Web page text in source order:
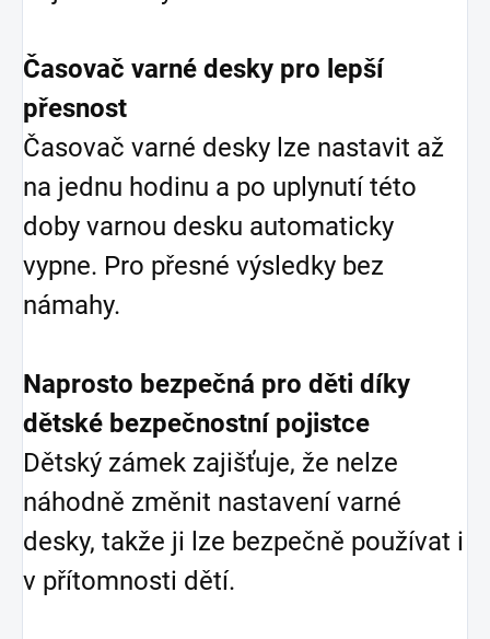
Časovač varné desky pro lepší
přesnost
Časovač varné desky lze nastavit až
na jednu hodinu a po uplynutí této
doby varnou desku automaticky
vypne. Pro přesné výsledky bez
námahy.
Naprosto bezpečná pro děti díky
dětské bezpečnostní pojistce
Dětský zámek zajišťuje, že nelze
náhodně změnit nastavení varné
desky, takže ji lze bezpečně používat i
v přítomnosti dětí.